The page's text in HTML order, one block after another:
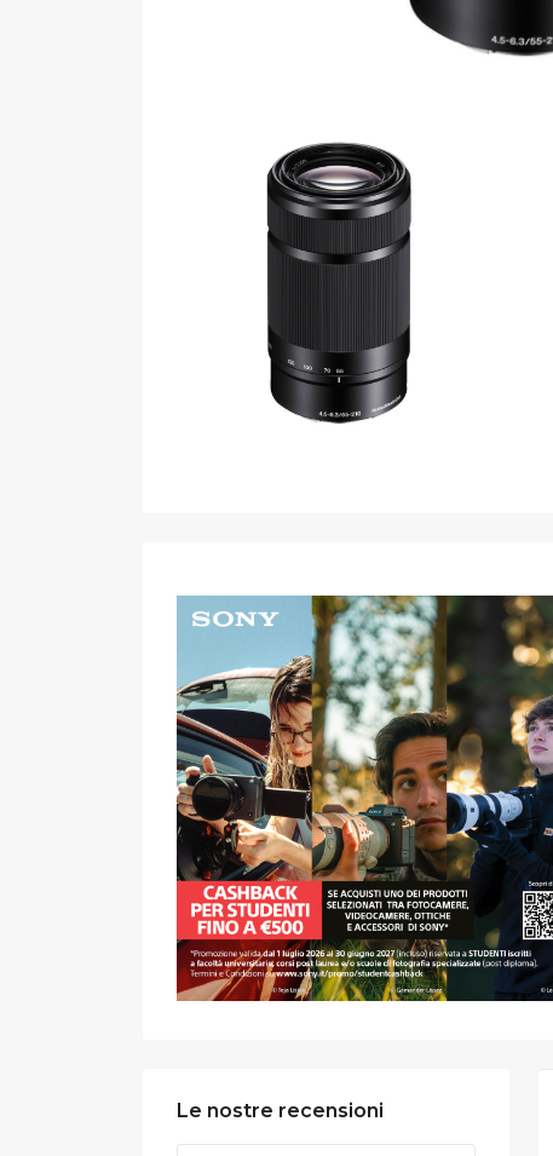
Le nostre recensioni